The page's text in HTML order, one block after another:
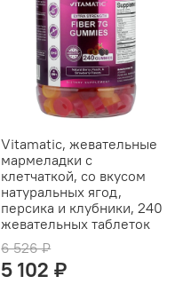
Vitamatic, жевательные
мармеладки с
клетчаткой, со вкусом
натуральных ягод,
персика и клубники, 240
жевательных таблеток
6 526 ₽
5 102 ₽